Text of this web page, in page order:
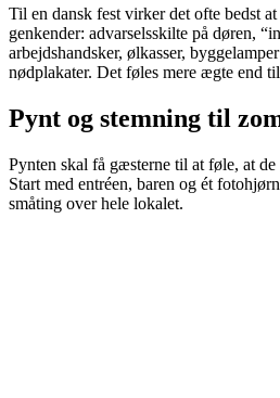
Til en dansk fest virker det ofte bedst
genkender: advarselsskilte på døren,
arbejdshandsker, ølkasser,
nødplakater. Det føles mere ægte end
Pynt og stemning til
Pynten skal få gæsterne til at føle, at
Start med entréen, baren og ét
småting over hele lokalet.